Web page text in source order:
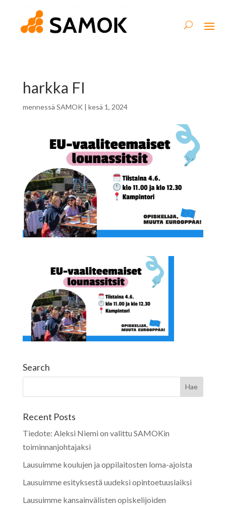
harkka FI
mennessä SAMOK | kesä 1, 2024
Search
Recent Posts
Tiedote: Aleksi Niemi on valittu SAMOKin
toiminnanjohtajaksi
Lausuimme koulujen ja oppilaitosten loma-ajoista
Lausuimme esityksestä uudeksi opintoetuuslaiksi
Lausuimme kansainvälisten opiskelijoiden